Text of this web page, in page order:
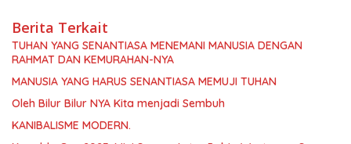
Berita Terkait
TUHAN YANG SENANTIASA MENEMANI MANUSIA DENGAN
RAHMAT DAN KEMURAHAN-NYA
MANUSIA YANG HARUS SENANTIASA MEMUJI TUHAN
Oleh Bilur Bilur NYA Kita menjadi Sembuh
KANIBALISME MODERN.